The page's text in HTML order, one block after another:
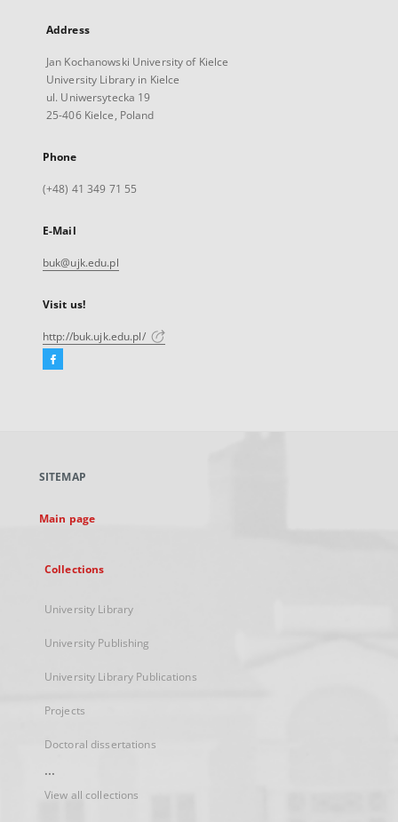
Address
Jan Kochanowski University of Kielce
University Library in Kielce
ul. Uniwersytecka 19
25-406 Kielce, Poland
Phone
(+48) 41 349 71 55
E-Mail
buk@ujk.edu.pl
Visit us!
http://buk.ujk.edu.pl/
Facebook
new
SITEMAP
Main page
Collections
University Library
University Publishing
University Library Publications
Projects
Doctoral dissertations
...
View all collections